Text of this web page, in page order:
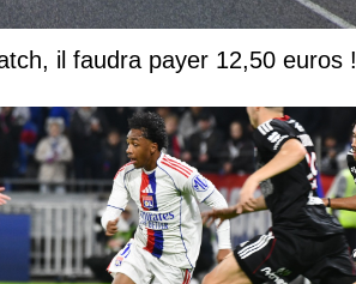
il faudra payer 12,50 euros !